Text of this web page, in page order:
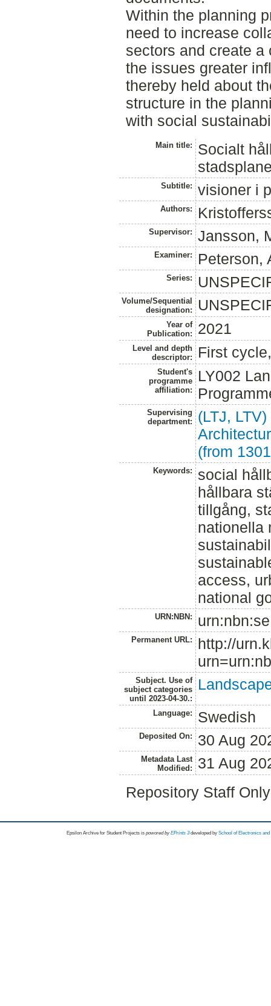
Within the planning
need to increase
sectors and create a
the issues greater
thereby held about
structure in the
with social
Main title:
Socialt
Subtitle: visioner i
Authors:
Supervisor: Jansson,
Examiner: Peterson,
Series:
Volume/Sequential
designation:
Year of
Publication:
2021
Level and depth
descriptor:
First
Student's
programme
affiliation:
LY002
Supervising
department:
(LTJ,
(from
Keywords:
social
hållbara
tillgång,
nationella
access,
national
URN:NBN:
Permanent URL:
http://
Subject. Use of
subject categories
until 2023-04-30.:
Language: Swedish
Deposited On: 30 Aug
Metadata Last
Modified:
31 Aug
Repository Staff
Epsilon Archive for Student Projects is powored byEPrints 3 developed by School of Electronics